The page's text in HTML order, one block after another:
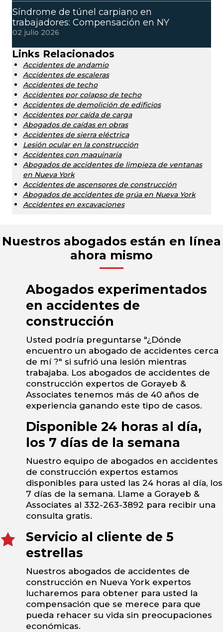
Síndrome de túnel carpiano en
trabajadores: Compensación en NY
02 julio 2026
Links Relacionados
Accidentes de andamio
Accidentes de escaleras
Accidentes de techo
Accidentes por colapso de techo
Accidentes de demolición de edificios
Accidentes por caída de carga
Abogados de caídas en obras
Accidentes de sierra eléctrica
Lesión ocular en la construcción
Accidentes con maquinaria
Abogados de accidentes de limpieza de ventanas
en Nueva York
Accidentes de ascensores de construcción
Abogados de accidentes de grúa en Nueva York
Accidentes en excavaciones
Nuestros abogados están en línea
ahora mismo
Abogados experimentados
en accidentes de
construcción
Usted podría preguntarse "¿Dónde
encuentro un abogado de accidentes cerca
de mí ?" si sufrió una lesión mientras
trabajaba. Los abogados de accidentes de
construcción expertos de Gorayeb &
Associates tenemos más de 40 años de
experiencia ganando este tipo de casos.
Disponible 24 horas al día,
los 7 días de la semana
Nuestro equipo de abogados en accidentes
de construcción expertos estamos
disponibles para usted las 24 horas al día, los
7 días de la semana. Llame a Gorayeb &
Associates al 332-263-3892 para recibir una
consulta gratis.
Servicio al cliente de 5
estrellas
Nuestros abogados de accidentes de
construcción en Nueva York expertos
lucharemos para obtener para usted la
compensación que se merece para que
pueda rehacer su vida sin preocupaciones
económicas.